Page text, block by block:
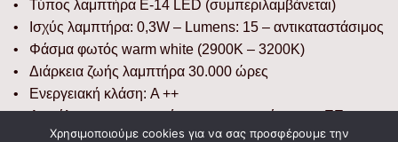
• Τύπος λαμπτήρα Ε-14 LED (συμπεριλαμβάνεται)
• Ισχύς λαμπτήρα: 0,3W – Lumens: 15 – αντικαταστάσιμος
• Φάσμα φωτός warm white (2900K – 3200K)
• Διάρκεια ζωής λαμπτήρα 30.000 ώρες
• Ενεργειακή κλάση: A ++
Χρησιμοποιούμε cookies για να σας προσφέρουμε την